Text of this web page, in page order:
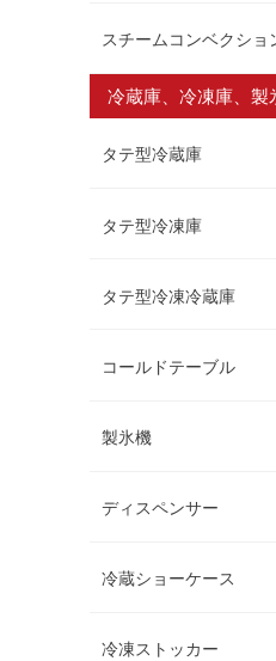
スチームコンベクショ
冷蔵庫、冷凍庫、製
タテ型冷蔵庫
タテ型冷凍庫
タテ型冷凍冷蔵庫
コールドテーブル
製氷機
ディスペンサー
冷蔵ショーケース
冷凍ストッカー